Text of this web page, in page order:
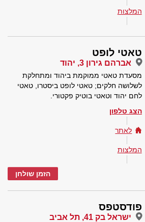
המלצות
טאטי לופט
אברהם גירון 3, יהוד
מסעדת טאטי ממוקמת ביהוד ומתחלקת
לשלושה חלקים; טאטי לופט ביסטרו, טאטי
לחם יהוד וטאטי בוטיק פקטורי.
הצג טלפון
לאתר
המלצות
הזמן שולחן
פודסטפס
ישראל בק 41, תל אביב